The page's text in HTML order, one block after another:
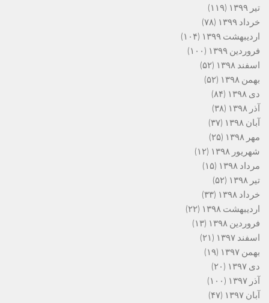
تیر ۱۳۹۹
(۱۱۹)
خرداد ۱۳۹۹
(۷۸)
اردیبهشت ۱۳۹۹
(۱۰۴)
فروردین ۱۳۹۹
(۱۰۰)
اسفند ۱۳۹۸
(۵۲)
بهمن ۱۳۹۸
(۵۲)
دی ۱۳۹۸
(۸۴)
آذر ۱۳۹۸
(۳۸)
آبان ۱۳۹۸
(۳۷)
مهر ۱۳۹۸
(۲۵)
شهریور ۱۳۹۸
(۱۲)
مرداد ۱۳۹۸
(۱۵)
تیر ۱۳۹۸
(۵۲)
خرداد ۱۳۹۸
(۳۳)
اردیبهشت ۱۳۹۸
(۲۲)
فروردین ۱۳۹۸
(۱۳)
اسفند ۱۳۹۷
(۲۱)
بهمن ۱۳۹۷
(۱۹)
دی ۱۳۹۷
(۲۰)
آذر ۱۳۹۷
(۱۰۰)
آبان ۱۳۹۷
(۴۷)